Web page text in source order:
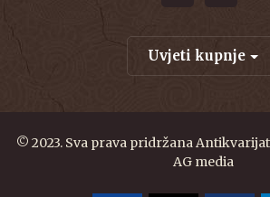
Uvjeti kupnje
© 2023. Sva prava pridržana Antikvarijat
AG media